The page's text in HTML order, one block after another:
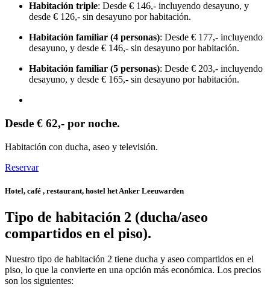
Habitación triple: Desde € 146,- incluyendo desayuno, y
desde € 126,- sin desayuno por habitación.
Habitación familiar (4 personas): Desde € 177,- incluyendo
desayuno, y desde € 146,- sin desayuno por habitación.
Habitación familiar (5 personas): Desde € 203,- incluyendo
desayuno, y desde € 165,- sin desayuno por habitación.
Desde € 62,- por noche.
Habitación con ducha, aseo y televisión.
Reservar
Hotel, café , restaurant, hostel het Anker Leeuwarden
Tipo de habitación 2 (ducha/aseo
compartidos en el piso).
Nuestro tipo de habitación 2 tiene ducha y aseo compartidos en el
piso, lo que la convierte en una opción más económica. Los precios
son los siguientes: